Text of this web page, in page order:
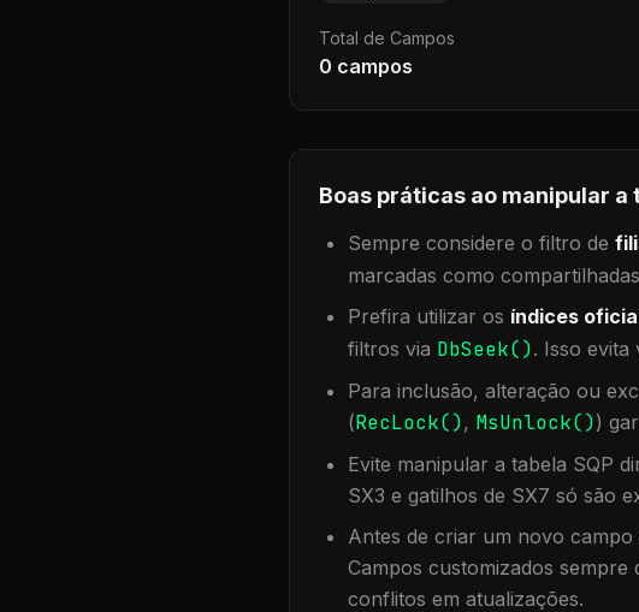
Total de Campos
0 campos
Boas práticas ao manipular a
Sempre considere o filtro de
marcadas como
Prefira utilizar os índices
filtros via DbSeek(). Isso evita
Para inclusão, alteração ou
(RecLock(), MsUnlock())
Evite manipular a tabela SQP
SX3 e gatilhos de SX7 só são
Antes de criar um novo
Campos customizados
conflitos em atualizações.